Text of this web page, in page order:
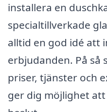
installera en
specialtillverkade
alltid en god idé att
erbjudanden. På så
priser, tjänster och
ger dig möjlighet